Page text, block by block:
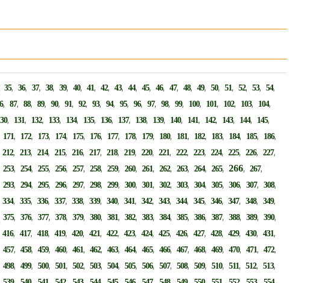
35,36,37,38,39,40,41,42,43,44,45,46,47,48,49,50,51,52,53,54,
,87,88,89,90,91,92,93,94,95,96,97,98,99, 100, 101, 102, 103, 104,
, 131, 132, 133, 134, 135, 136, 137, 138, 139, 140, 141, 142, 143, 144, 145,
171, 172, 173, 174, 175, 176, 177, 178, 179, 180, 181, 182, 183, 184, 185, 186,
212,213,214,215,216,217,218,219,220,221,222,223,224,225,226,227,
253,254,255,256,257,258,259,260,261,262,263,264,265,266,267,
293,294,295,296,297,298,299,300,301,302,303,304,305,306,307,308,
334,335,336,337,338,339,340,341,342,343,344,345,346,347,348,349,
375,376,377,378,379,380,381,382,383,384,385,386,387,388,389,390,
416,417,418,419,420,421,422,423,424,425,426,427,428,429,430,431,
457,458,459,460,461,462,463,464,465,466,467,468,469,470,471,472,
498,499,500,501,502,503,504,505,506,507,508,509,510,511,512,513,